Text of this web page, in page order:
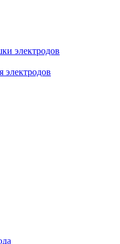
электродов
электродов